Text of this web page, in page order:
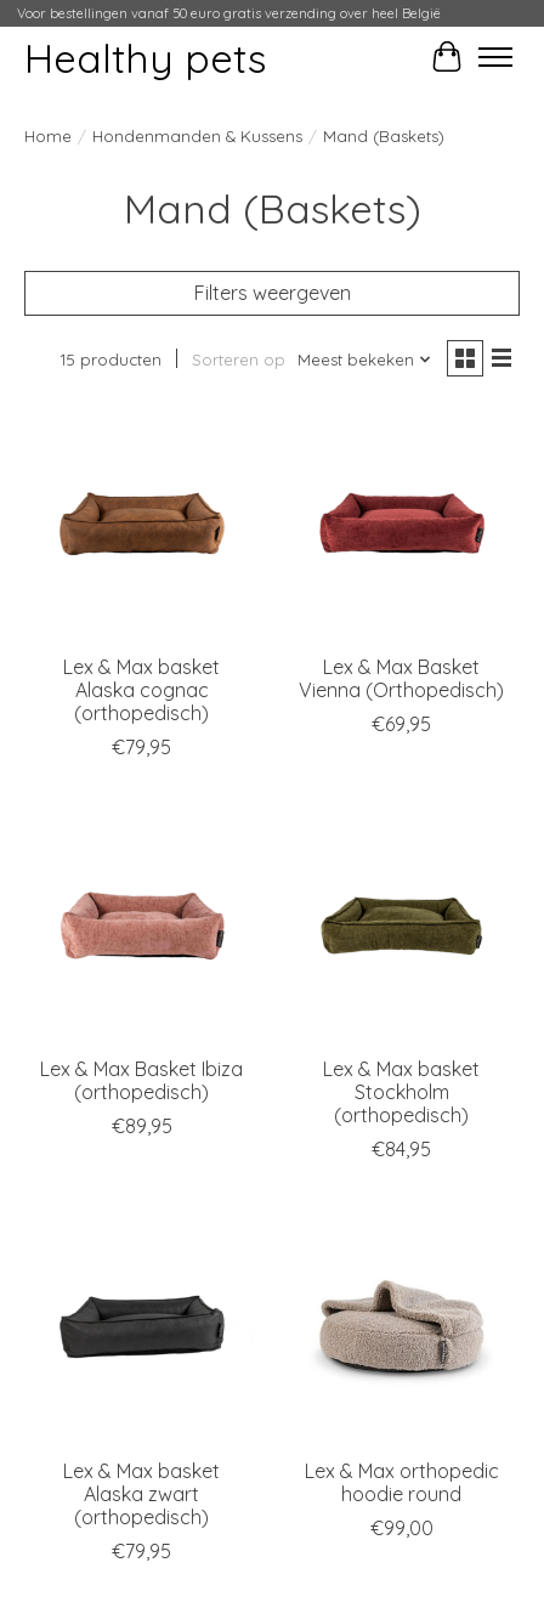
Voor bestellingen vanaf 50 euro gratis verzending over heel België
Healthy pets
Home / Hondenmanden & Kussens / Mand (Baskets)
Mand (Baskets)
Filters weergeven
15 producten Sorteren op Meest bekeken
Lex & Max basket
Alaska cognac
(orthopedisch)
€79,95
Lex & Max Basket
Vienna (Orthopedisch)
€69,95
Lex & Max Basket Ibiza
(orthopedisch)
€89,95
Lex & Max basket
Stockholm
(orthopedisch)
€84,95
Lex & Max basket
Alaska zwart
(orthopedisch)
€79,95
Lex & Max orthopedic
hoodie round
€99,00